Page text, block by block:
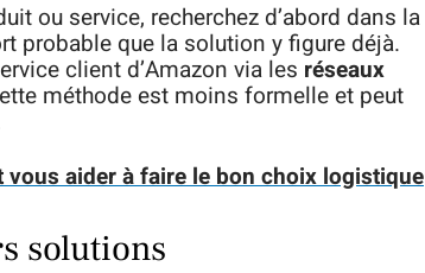
ou service, recherchez d’abord dans la
probable que la solution y figure déjà.
client d’Amazon via les réseaux
méthode est moins formelle et peut
vous aider à faire le bon choix logistique
solutions